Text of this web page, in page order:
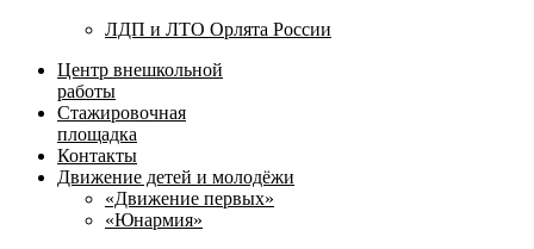
ЛДП и ЛТО Орлята России
Центр внешкольной
работы
Стажировочная
площадка
Контакты
Движение детей и молодёжи
«Движение первых»
«Юнармия»